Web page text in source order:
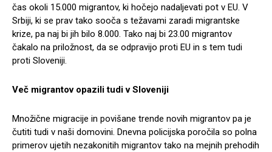
čas okoli 15.000 migrantov, ki hočejo nadaljevati pot v EU. V
Srbiji, ki se prav tako sooča s težavami zaradi migrantske
krize, pa naj bi jih bilo 8.000. Tako naj bi 23.00 migrantov
čakalo na priložnost, da se odpravijo proti EU in s tem tudi
proti Sloveniji.
Več migrantov opazili tudi v Sloveniji
Množične migracije in povišane trende novih migrantov pa je
čutiti tudi v naši domovini. Dnevna policijska poročila so polna
primerov ujetih nezakonitih migrantov tako na mejnih prehodih